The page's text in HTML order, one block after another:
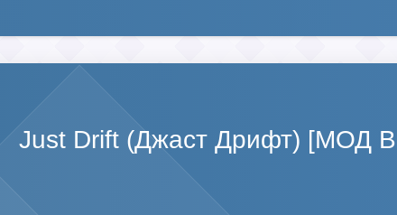
Just Drift (Джаст Дрифт) [МОД